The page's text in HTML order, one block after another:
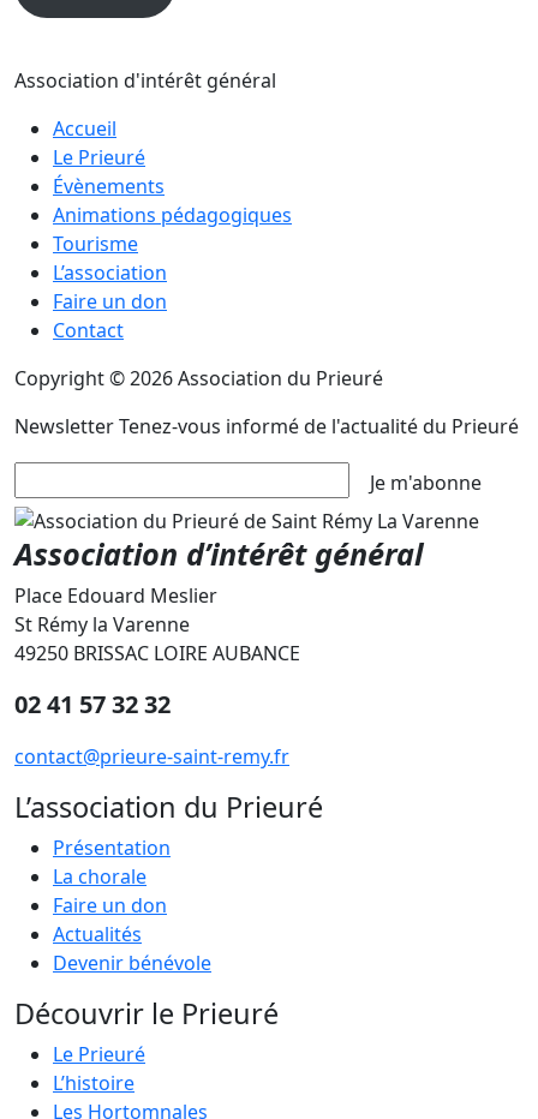
Association d'intérêt général
Accueil
Le Prieuré
Évènements
Animations pédagogiques
Tourisme
L’association
Faire un don
Contact
Copyright © 2026 Association du Prieuré
NewsletterTenez-vous informé de l'actualité du Prieuré
Je m'abonne
Association d’intérêt général
Place Edouard Meslier
St Rémy la Varenne
49250 BRISSAC LOIRE AUBANCE
02 41 57 32 32
contact@prieure-saint-remy.fr
L’association du Prieuré
Présentation
La chorale
Faire un don
Actualités
Devenir bénévole
Découvrir le Prieuré
Le Prieuré
L’histoire
Les Hortomnales